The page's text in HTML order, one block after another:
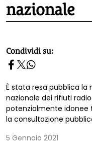
nazionale
homepage h2
Condividi su:
È stata resa pubblica la
nazionale dei rifiuti
potenzialmente idonee
la consultazione
5 Gennaio 2021